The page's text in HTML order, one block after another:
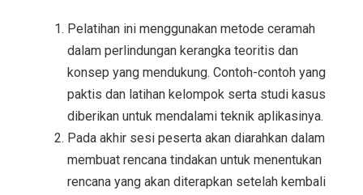
Pelatihan ini menggunakan metode ceramah
dalam perlindungan kerangka teoritis dan
konsep yang mendukung. Contoh-contoh yang
paktis dan latihan kelompok serta studi kasus
diberikan untuk mendalami teknik aplikasinya.
Pada akhir sesi peserta akan diarahkan dalam
membuat rencana tindakan untuk menentukan
rencana yang akan diterapkan setelah kembali